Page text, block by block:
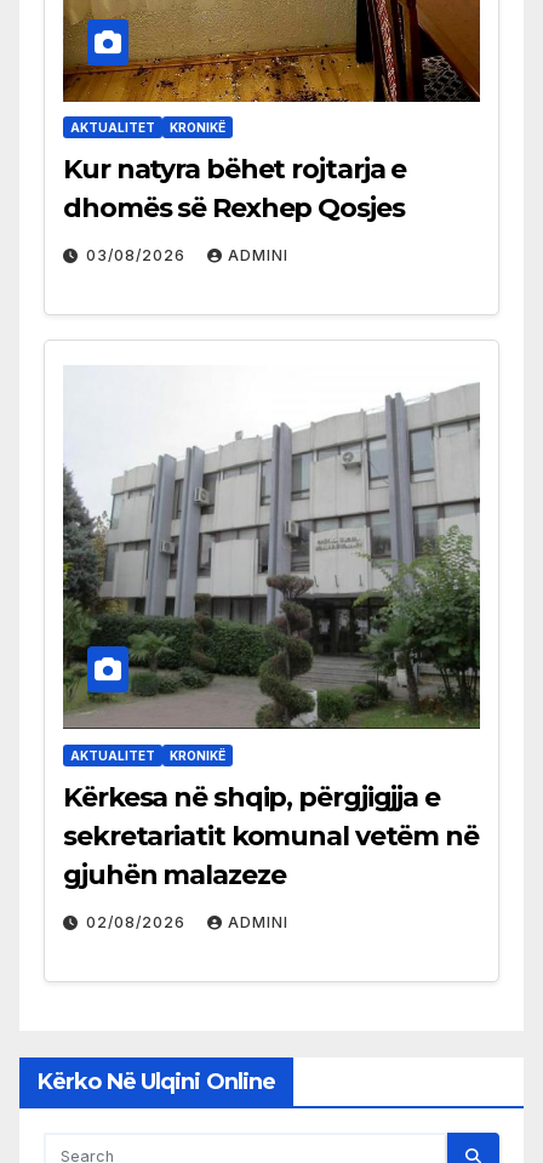
AKTUALITET KRONIKË
Kur natyra bëhet rojtarja e
dhomës së Rexhep Qosjes
03/08/2026 ADMINI
AKTUALITET KRONIKË
Kërkesa në shqip, përgjigjja e
sekretariatit komunal vetëm në
gjuhën malazeze
02/08/2026 ADMINI
Kërko Në Ulqini Online